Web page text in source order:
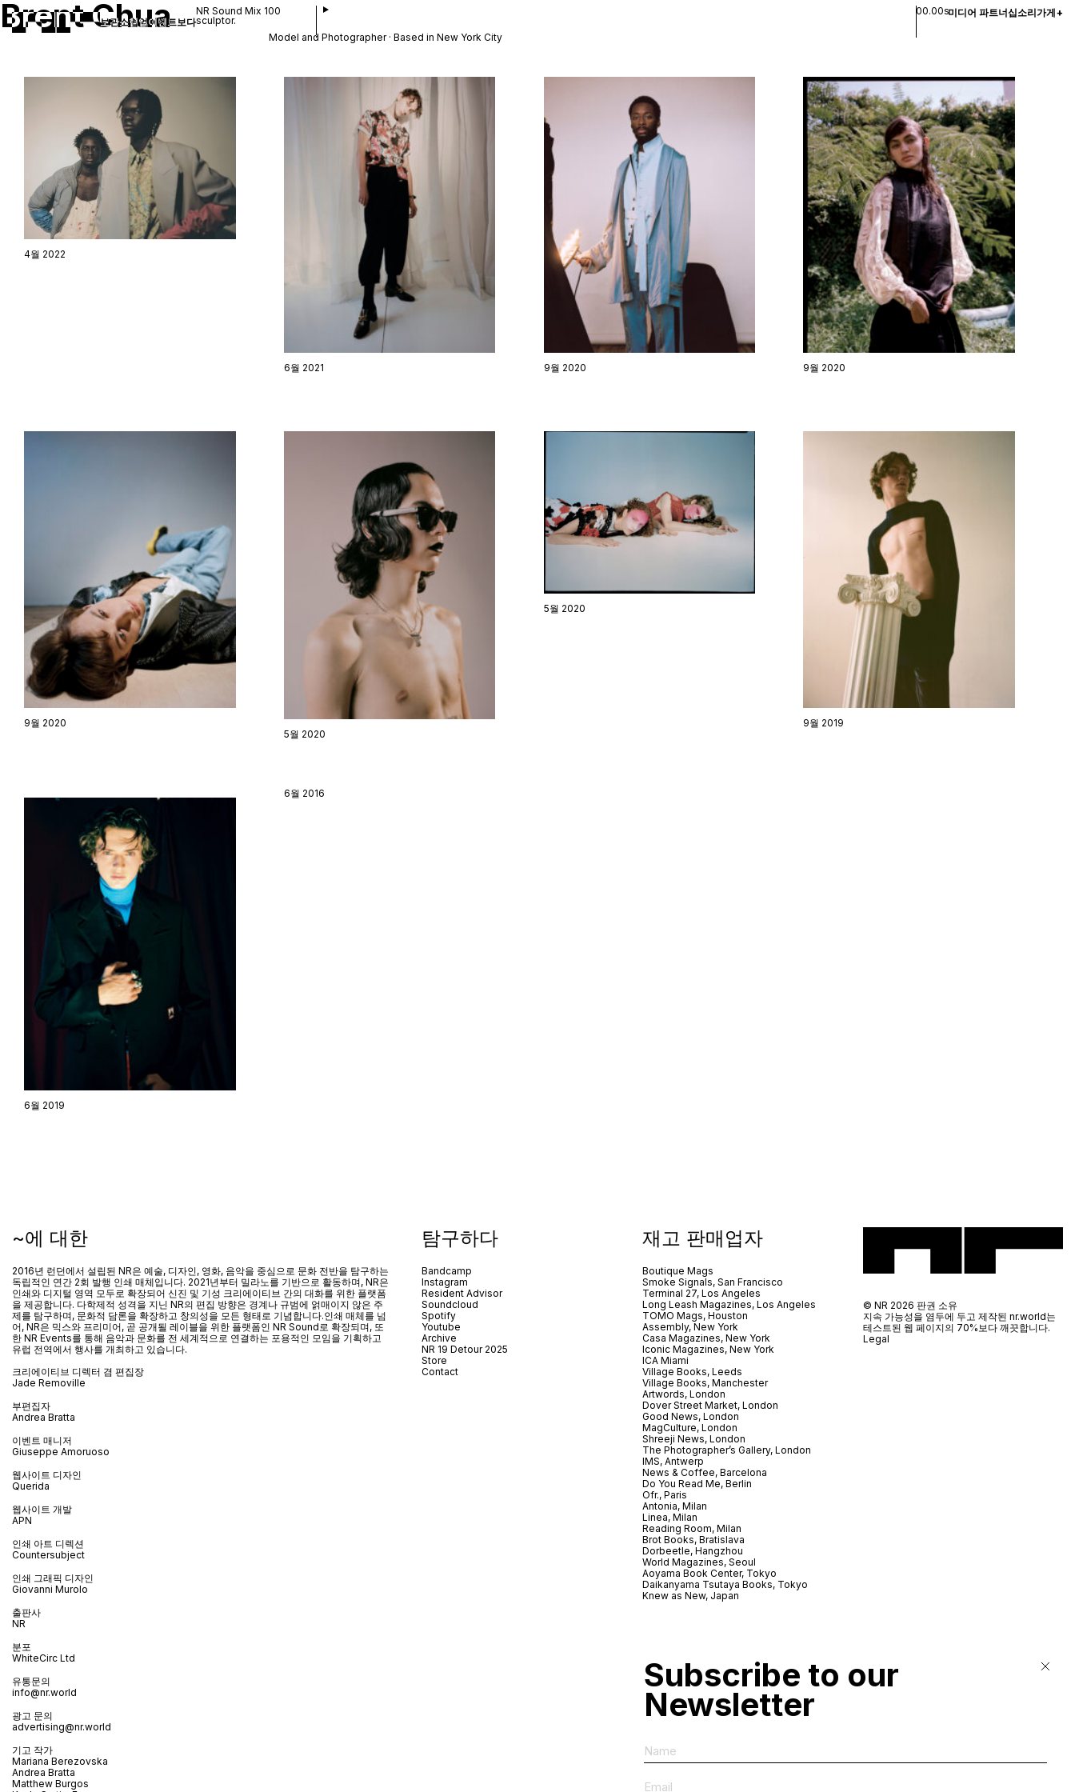
보관소협업이벤트 보다
NR Sound Mix 100
sculptor.
00.00s미디어 파트너십소리가게+
Brent Chua
Model and Photographer · Based in New York City
4월 2022
6월 2021 9월 2020 9월 2020
9월 2020
5월 2020
5월 2020
9월 2019
6월 2019
6월 2016
~에 대한
2016년 런던에서 설립된 NR은 예술, 디자인, 영화, 음악을 중심으로 문화 전반을 탐구하는
독립적인 연간 2회 발행 인쇄 매체입니다. 2021년부터 밀라노를 기반으로 활동하며, NR은
인쇄와 디지털 영역 모두로 확장되어 신진 및 기성 크리에이티브 간의 대화를 위한 플랫폼
을 제공합니다. 다학제적 성격을 지닌 NR의 편집 방향은 경계나 규범에 얽매이지 않은 주
제를 탐구하며, 문화적 담론을 확장하고 창의성을 모든 형태로 기념합니다.인쇄 매체를 넘
어, NR은 믹스와 프리미어, 곧 공개될 레이블을 위한 플랫폼인 NR Sound 로 확장되며, 또
한 NR Events를 통해 음악과 문화를 전 세계적으로 연결하는 포용적인 모임을 기획하고
유럽 전역에서 행사를 개최하고 있습니다.
크리에이티브 디렉터 겸 편집장
Jade Removille
부편집자
Andrea Bratta
이벤트 매니저
Giuseppe Amoruoso
웹사이트 디자인
Querida
웹사이트 개발
APN
인쇄 아트 디렉션
Countersubject
인쇄 그래픽 디자인
Giovanni Murolo
출판사
NR
분포
WhiteCirc Ltd
유통문의
info@nr.world
광고 문의
advertising@nr.world
기고 작가
Mariana Berezovska
Andrea Bratta
Matthew Burgos
탐구하다
Bandcamp
Instagram
Resident Advisor
Soundcloud
Spotify
Youtube
Archive
NR 19 Detour 2025
Store
Contact
재고 판매업자
Boutique Mags
Smoke Signals, San Francisco
Terminal 27, Los Angeles
Long Leash Magazines, Los Angeles
TOMO Mags, Houston
Assembly, New York
Casa Magazines, New York
Iconic Magazines, New York
ICA Miami
Village Books, Leeds
Village Books, Manchester
Artwords, London
Dover Street Market, London
Good News, London
MagCulture, London
Shreeji News, London
The Photographer’s Gallery, London
IMS, Antwerp
News & Coffee, Barcelona
Do You Read Me, Berlin
Ofr., Paris
Antonia, Milan
Linea, Milan
Reading Room, Milan
Brot Books, Bratislava
Dorbeetle, Hangzhou
World Magazines, Seoul
Aoyama Book Center, Tokyo
Daikanyama Tsutaya Books, Tokyo
Knew as New, Japan
© NR 2026 판권 소유
지속 가능성을 염두에 두고 제작된 nr.world는
테스트된 웹 페이지의 70%보다 깨끗합니다.
Legal
Subscribe to our
Newsletter